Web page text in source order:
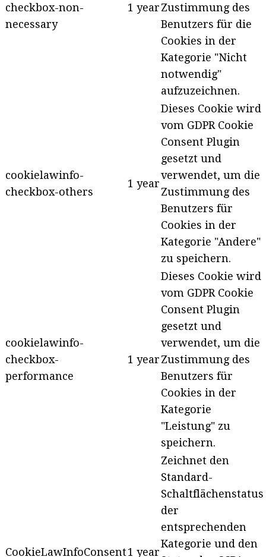
checkbox-non-
necessary
1 yearZustimmung des
Benutzers für die
Cookies in der
Kategorie "Nicht
notwendig"
aufzuzeichnen.
cookielawinfo-
checkbox-others
1 year
Dieses Cookie wird
vom GDPR Cookie
Consent Plugin
gesetzt und
verwendet, um die
Zustimmung des
Benutzers für
Cookies in der
Kategorie "Andere"
zu speichern.
cookielawinfo-
checkbox-
performance
1 year
Dieses Cookie wird
vom GDPR Cookie
Consent Plugin
gesetzt und
verwendet, um die
Zustimmung des
Benutzers für
Cookies in der
Kategorie
"Leistung" zu
speichern.
CookieLawInfoConsent1 year
Zeichnet den
Standard-
Schaltflächenstatus
der
entsprechenden
Kategorie und den